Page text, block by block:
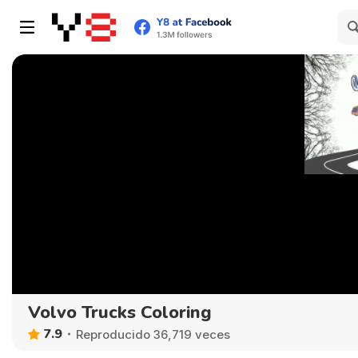
Volvo Trucks Coloring
7.9 Reproducido 36,719 veces